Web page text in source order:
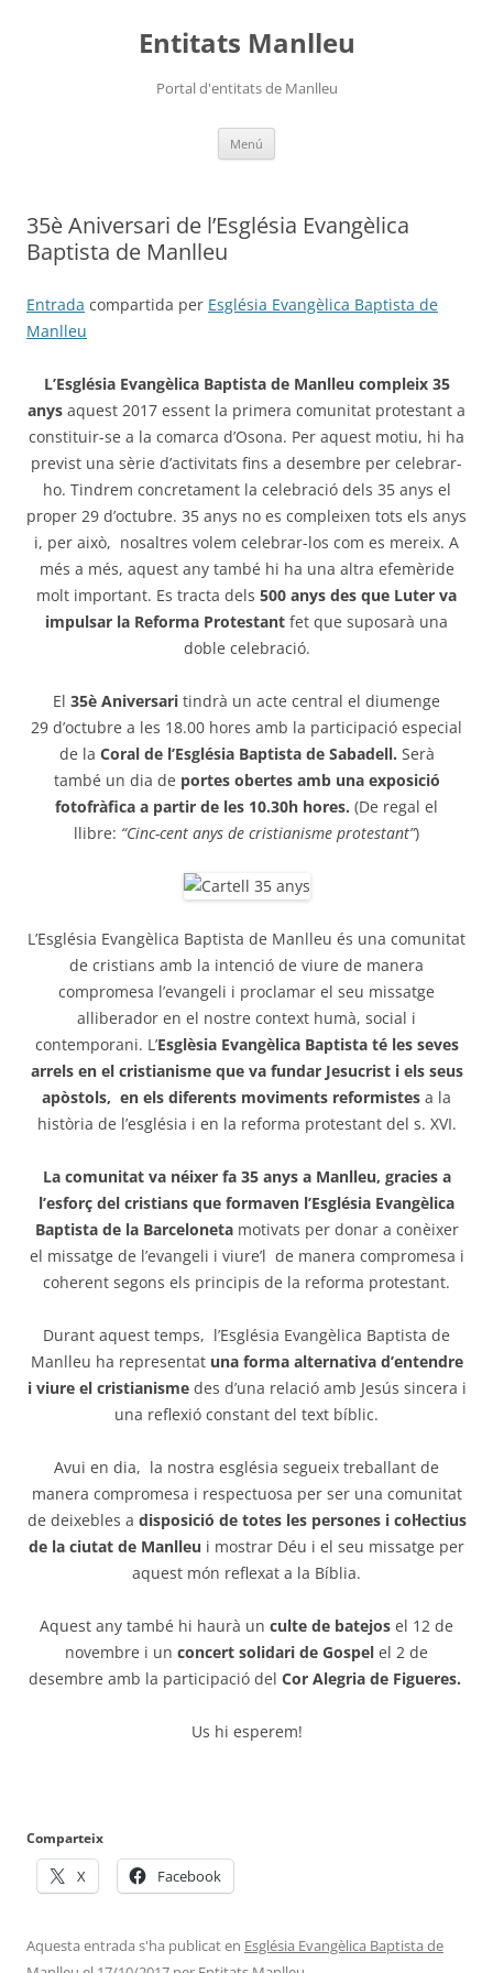
Entitats Manlleu
Portal d'entitats de Manlleu
Menú
35è Aniversari de l’Església Evangèlica
Baptista de Manlleu
Entrada compartida per Església Evangèlica Baptista de
Manlleu
L’Església Evangèlica Baptista de Manlleu compleix 35
anys aquest 2017 essent la primera comunitat protestant a
constituir-se a la comarca d’Osona. Per aquest motiu, hi ha
previst una sèrie d’activitats fins a desembre per celebrar-
ho. Tindrem concretament la celebració dels 35 anys el
proper 29 d’octubre. 35 anys no es compleixen tots els anys
i, per això, nosaltres volem celebrar-los com es mereix. A
més a més, aquest any també hi ha una altra efemèride
molt important. Es tracta dels 500 anys des que Luter va
impulsar la Reforma Protestant fet que suposarà una
doble celebració.
El 35è Aniversari tindrà un acte central el diumenge
29 d’octubre a les 18.00 hores amb la participació especial
de la Coral de l’Església Baptista de Sabadell. Serà
també un dia de portes obertes amb una exposició
fotofràfica a partir de les 10.30h hores. (De regal el
llibre: “Cinc-cent anys de cristianisme protestant”)
L’Església Evangèlica Baptista de Manlleu és una comunitat
de cristians amb la intenció de viure de manera
compromesa l’evangeli i proclamar el seu missatge
alliberador en el nostre context humà, social i
contemporani. L’Esglèsia Evangèlica Baptista té les seves
arrels en el cristianisme que va fundar Jesucrist i els seus
apòstols, en els diferents moviments reformistes a la
història de l’església i en la reforma protestant del s. XVI.
La comunitat va néixer fa 35 anys a Manlleu, gracies a
l’esforç del cristians que formaven l’Església Evangèlica
Baptista de la Barceloneta motivats per donar a conèixer
el missatge de l’evangeli i viure’l de manera compromesa i
coherent segons els principis de la reforma protestant.
Durant aquest temps, l’Església Evangèlica Baptista de
Manlleu ha representatuna forma alternativa d’entendre
i viure el cristianismedes d’una relació amb Jesús sincera i
una reflexió constant del text bíblic.
Avui en dia, la nostra església segueix treballant de
manera compromesa i respectuosa per ser una comunitat
de deixebles a disposició de totes les persones i col·lectius
de la ciutat de Manlleu i mostrar Déu i el seu missatge per
aquest món reflexat a la Bíblia.
Aquest any també hi haurà un culte de batejos el 12 de
novembre i un concert solidari de Gospel el 2 de
desembre amb la participació del Cor Alegria de Figueres.
Us hi esperem!
Comparteix
X Facebook
Aquesta entrada s'ha publicat en Església Evangèlica Baptista de